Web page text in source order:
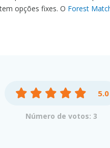
opções fixes. O Forest
5.0
Número de votos: 3